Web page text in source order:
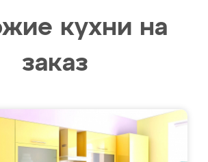
кухни на
заказ